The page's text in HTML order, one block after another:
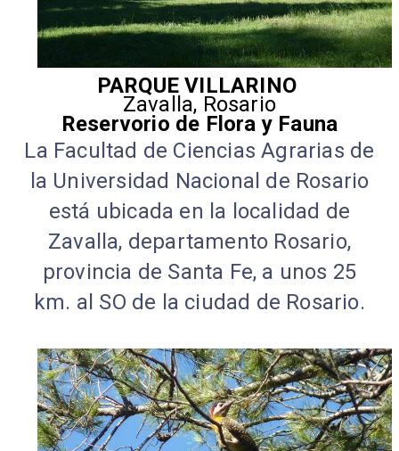
PARQUE VILLARINO
Zavalla, Rosario
Reservorio de Flora y Fauna
La Facultad de Ciencias Agrarias de
la Universidad Nacional de Rosario
está ubicada en la localidad de
Zavalla, departamento Rosario,
provincia de Santa Fe, a unos 25
km. al SO de la ciudad de Rosario.